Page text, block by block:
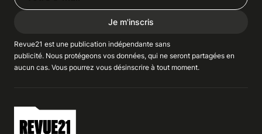
Je m'inscris
Revue21 est une publication indépendante sans
publicité. Nous protégeons vos données, qui ne seront partagées en
aucun cas. Vous pourrez vous désinscrire à tout moment.